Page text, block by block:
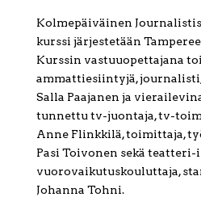
Kolmepäiväinen
kurssi järjestetään
Kurssin vastuuopettajana
ammattiesiintyjä,
Salla Paajanen ja
tunnettu tv-juontaja, tv-
Anne Flinkkilä, toimittaja,
Pasi Toivonen sekä
vuorovaikutuskouluttaja,
Johanna Tohni.